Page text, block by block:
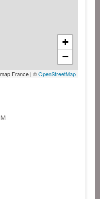
+
−
France | ©OpenStreetMap